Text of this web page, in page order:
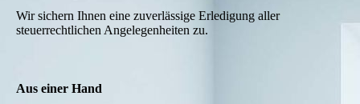
Wir sichern Ihnen eine zuverlässige Erledigung aller
steuerrechtlichen Angelegenheiten zu.
Aus einer Hand